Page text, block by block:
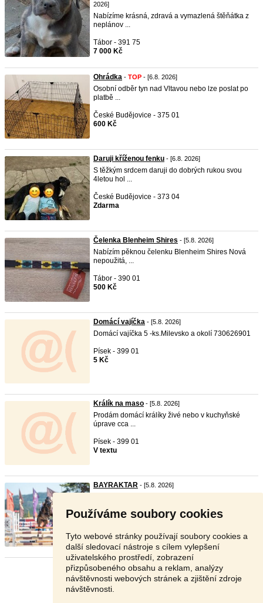
Používáme soubory cookies
Tyto webové stránky používají soubory cookies a
další sledovací nástroje s cílem vylepšení
uživatelského prostředí, zobrazení
přizpůsobeného obsahu a reklam, analýzy
návštěvnosti webových stránek a zjištění zdroje
návštěvnosti.
2026]
Nabízíme krásná, zdravá a vymazlená štěňátka z
neplánov ...
Tábor - 391 75
7 000 Kč
Ohrádka - TOP - [6.8. 2026]
Osobní odběr tyn nad Vltavou nebo lze poslat po
platbě ...
České Budějovice - 375 01
600 Kč
Daruji kříženou fenku - [6.8. 2026]
S těžkým srdcem daruji do dobrých rukou svou
4letou hol ...
České Budějovice - 373 04
Zdarma
Čelenka Blenheim Shires - [5.8. 2026]
Nabízím pěknou čelenku Blenheim Shires Nová
nepoužitá, ...
Tábor - 390 01
500 Kč
Domácí vajíčka - [5.8. 2026]
Domácí vajíčka 5 -ks.Milevsko a okolí 730626901
Písek - 399 01
5 Kč
Králík na maso - [5.8. 2026]
Prodám domácí králíky živé nebo v kuchyňské
úprave cca ...
Písek - 399 01
V textu
BAYRAKTAR - [5.8. 2026]
V textu
Stránka: 1 2 3 Další